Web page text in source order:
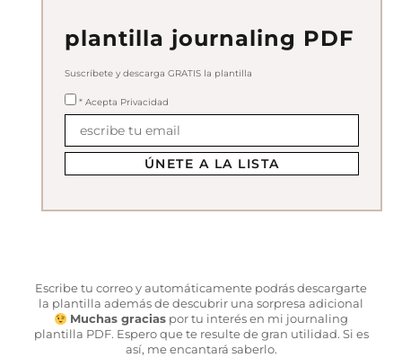
plantilla journaling PDF
Suscríbete y descarga GRATIS la plantilla
* Acepta Privacidad
Escribe tu correo y automáticamente podrás descargarte
la plantilla además de descubrir una sorpresa adicional
Muchas graciaspor tu interés en mi journaling
plantilla PDF. Espero que te resulte de gran utilidad. Si es
así, me encantará saberlo.